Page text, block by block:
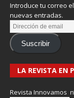
Introduce tu correo
nuevas entradas.
Suscribir
LA REVISTA EN
Revista Innovamos